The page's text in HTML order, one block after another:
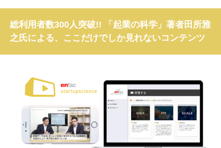
総利用者数300人突破!! 「起業の科学」著者田所雅
之氏による、ここだけでしか見れないコンテンツ